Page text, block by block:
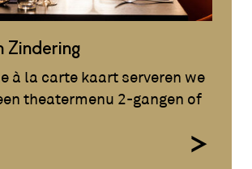
Zindering
à la carte kaart serveren we
theatermenu 2-gangen of